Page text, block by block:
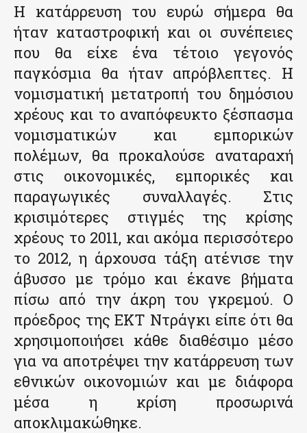
Η κατάρρευση του ευρώ σήμερα θα
ήταν καταστροφική και οι συνέπειες
που θα είχε ένα τέτοιο γεγονός
παγκόσμια θα ήταν απρόβλεπτες. Η
νομισματική μετατροπή του δημόσιου
χρέους και το αναπόφευκτο ξέσπασμα
νομισματικών και εμπορικών
πολέμων, θα προκαλούσε αναταραχή
στις οικονομικές, εμπορικές και
παραγωγικές συναλλαγές. Στις
κρισιμότερες στιγμές της κρίσης
χρέους το 2011, και ακόμα περισσότερο
το 2012, η άρχουσα τάξη ατένισε την
άβυσσο με τρόμο και έκανε βήματα
πίσω από την άκρη του γκρεμού. Ο
πρόεδρος της ΕΚΤ Ντράγκι είπε ότι θα
χρησιμοποιήσει κάθε διαθέσιμο μέσο
για να αποτρέψει την κατάρρευση των
εθνικών οικονομιών και με διάφορα
μέσα η κρίση προσωρινά
αποκλιμακώθηκε.